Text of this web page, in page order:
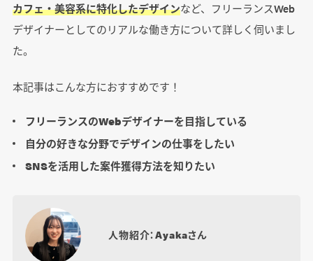
カフェ・美容系に特化したデザインなど、フリーランスWeb
デザイナーとしてのリアルな働き方について詳しく伺いまし
た。
本記事はこんな方におすすめです！
フリーランスのWebデザイナーを目指している
自分の好きな分野でデザインの仕事をしたい
SNSを活用した案件獲得方法を知りたい
人物紹介：Ayakaさん